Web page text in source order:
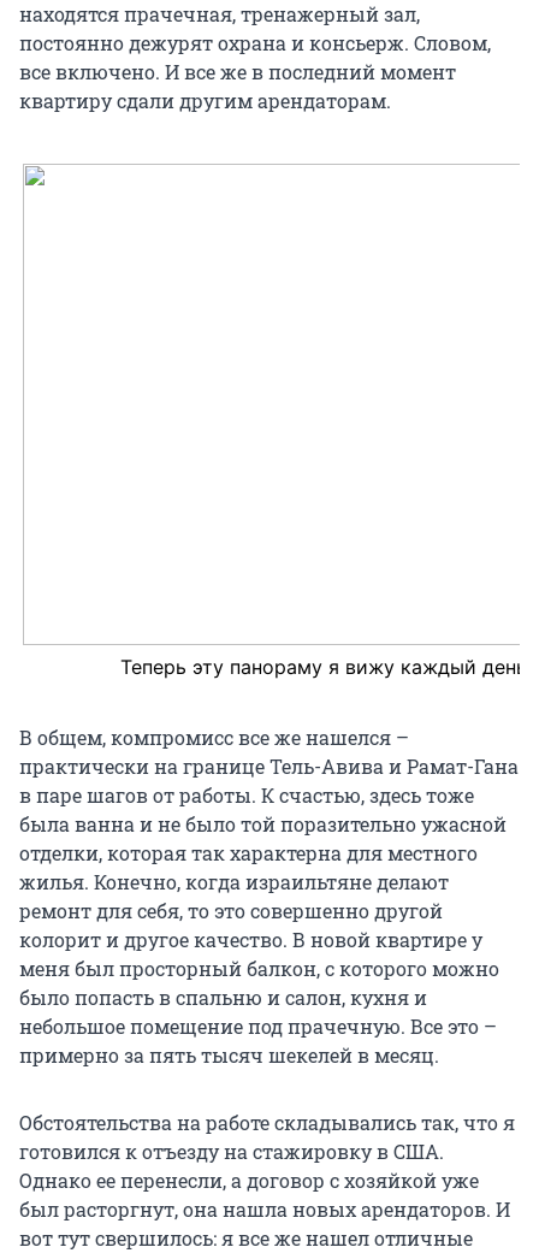
находятся прачечная, тренажерный зал,
постоянно дежурят охрана и консьерж. Словом,
все включено. И все же в последний момент
квартиру сдали другим арендаторам.
Теперь эту панораму я вижу каждый день
В общем, компромисс все же нашелся –
практически на границе Тель-Авива и Рамат-Гана
в паре шагов от работы. К счастью, здесь тоже
была ванна и не было той поразительно ужасной
отделки, которая так характерна для местного
жилья. Конечно, когда израильтяне делают
ремонт для себя, то это совершенно другой
колорит и другое качество. В новой квартире у
меня был просторный балкон, с которого можно
было попасть в спальню и салон, кухня и
небольшое помещение под прачечную. Все это –
примерно за пять тысяч шекелей в месяц.
Обстоятельства на работе складывались так, что я
готовился к отъезду на стажировку в США.
Однако ее перенесли, а договор с хозяйкой уже
был расторгнут, она нашла новых арендаторов. И
вот тут свершилось: я все же нашел отличные